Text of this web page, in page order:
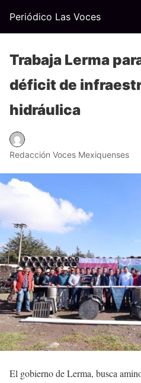
Periódico Las Voces
Trabaja Lerma
déficit de
hidráulica
Redacción Voces Mexiquenses
El gobierno de Lerma, busca